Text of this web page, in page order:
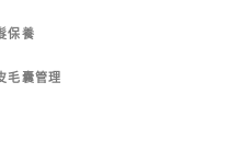
保養
毛囊管理